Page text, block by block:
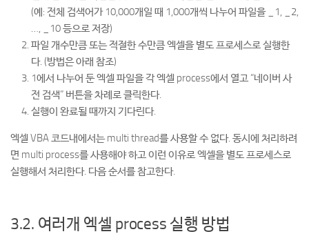
(예: 전체 검색어가 10,000개일 때 1,000개씩 나누어 파일을 _1, _2,
…, _10 등으로 저장)
파일 개수만큼 또는 적절한 수만큼 엑셀을 별도 프로세스로 실행한
다. (방법은 아래 참조)
1에서 나누어 둔 엑셀 파일을 각 엑셀 process에서 열고 “네이버 사
전 검색” 버튼을 차례로 클릭한다.
실행이 완료될 때까지 기다린다.
엑셀 VBA 코드내에서는 multi thread를 사용할 수 없다. 동시에 처리하려
면 multi process를 사용해야 하고 이런 이유로 엑셀을 별도 프로세스로
실행해서 처리한다. 다음 순서를 참고한다.
3.2. 여러개 엑셀 process 실행 방법